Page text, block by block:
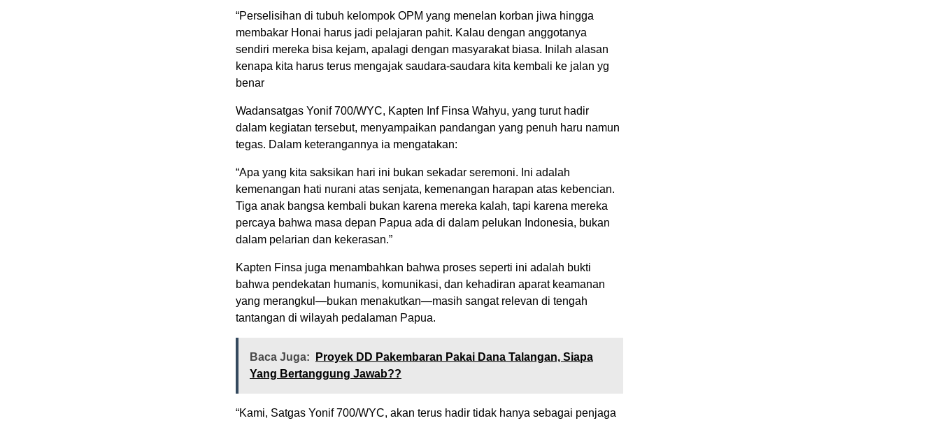
“Perselisihan di tubuh kelompok OPM yang menelan korban jiwa hingga
membakar Honai harus jadi pelajaran pahit. Kalau dengan anggotanya
sendiri mereka bisa kejam, apalagi dengan masyarakat biasa. Inilah alasan
kenapa kita harus terus mengajak saudara-saudara kita kembali ke jalan yg
benar
Wadansatgas Yonif 700/WYC, Kapten Inf Finsa Wahyu, yang turut hadir
dalam kegiatan tersebut, menyampaikan pandangan yang penuh haru namun
tegas. Dalam keterangannya ia mengatakan:
“Apa yang kita saksikan hari ini bukan sekadar seremoni. Ini adalah
kemenangan hati nurani atas senjata, kemenangan harapan atas kebencian.
Tiga anak bangsa kembali bukan karena mereka kalah, tapi karena mereka
percaya bahwa masa depan Papua ada di dalam pelukan Indonesia, bukan
dalam pelarian dan kekerasan.”
Kapten Finsa juga menambahkan bahwa proses seperti ini adalah bukti
bahwa pendekatan humanis, komunikasi, dan kehadiran aparat keamanan
yang merangkul—bukan menakutkan—masih sangat relevan di tengah
tantangan di wilayah pedalaman Papua.
Baca Juga:
Proyek DD Pakembaran Pakai Dana Talangan, Siapa
Yang Bertanggung Jawab??
“Kami, Satgas Yonif 700/WYC, akan terus hadir tidak hanya sebagai penjaga